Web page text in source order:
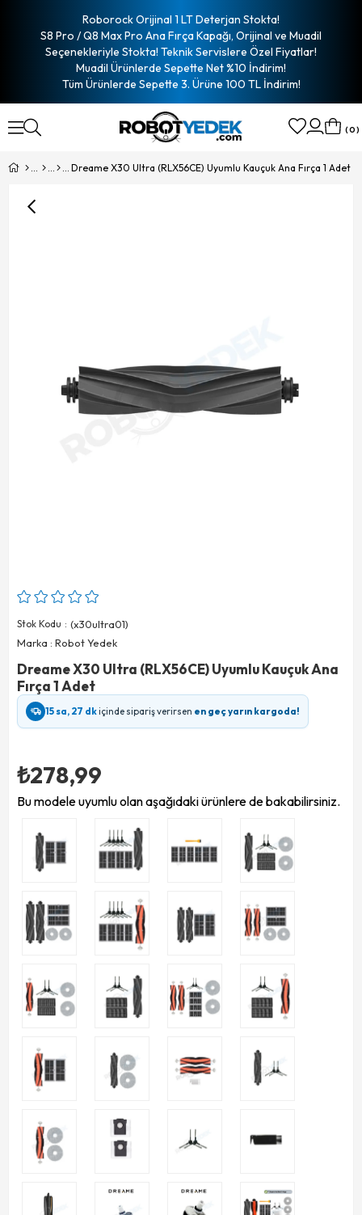
Roborock Orijinal 1 LT Deterjan Stokta!
S8 Pro / Q8 Max Pro Ana Fırça Kapağı, Orijinal ve Muadil
Seçenekleriyle Stokta! Teknik Servislere Özel Fiyatlar!
Muadil Ürünlerde Sepette Net %10 İndirim!
Tüm Ürünlerde Sepette 3. Ürüne 100 TL İndirim!
0
Dreame X30 Ultra (RLX56CE) Uyumlu Kauçuk Ana Fırça 1 Adet
Stok Kodu
(x30ultra01)
Marka : Robot Yedek
Dreame X30 Ultra (RLX56CE) Uyumlu Kauçuk Ana
Fırça 1 Adet
15 sa, 27 dkiçinde sipariş verirsen en geç yarın kargoda!
₺278,99
Bu modele uyumlu olan aşağıdaki ürünlere de bakabilirsiniz.